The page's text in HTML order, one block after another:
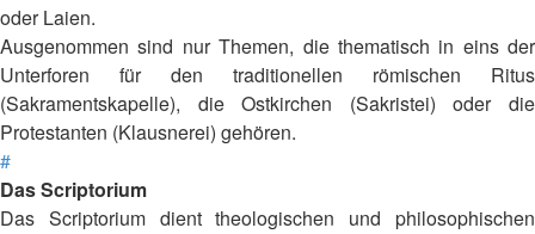
oder Laien.
Ausgenommen sind nur Themen, die thematisch in eins der
Unterforen für den traditionellen römischen Ritus
(Sakramentskapelle), die Ostkirchen (Sakristei) oder die
Protestanten (Klausnerei) gehören.
#
Das Scriptorium
Das Scriptorium dient theologischen und philosophischen